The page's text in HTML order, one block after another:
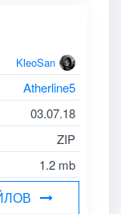
KleoSan
Atherline5
03.07.18
ZIP
1.2 mb